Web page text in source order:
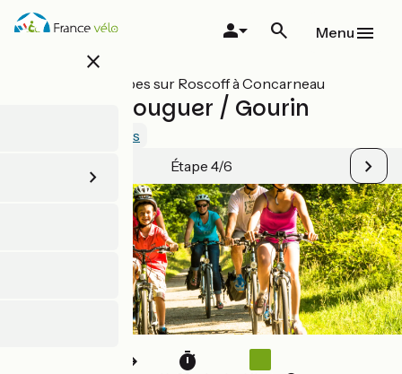
Aller
au
close
Menu
Toutes les étapes sur Roscoff à Concarneau
Carhaix-Plouguer / Gourin
Voir 1 avis
Étape 4/6